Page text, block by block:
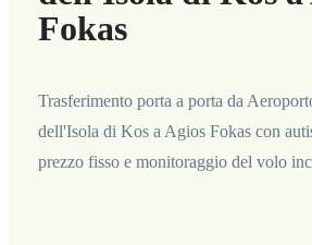
Fokas
Trasferimento porta a porta da
dell'Isola di Kos a Agios Fokas con
prezzo fisso e monitoraggio del volo